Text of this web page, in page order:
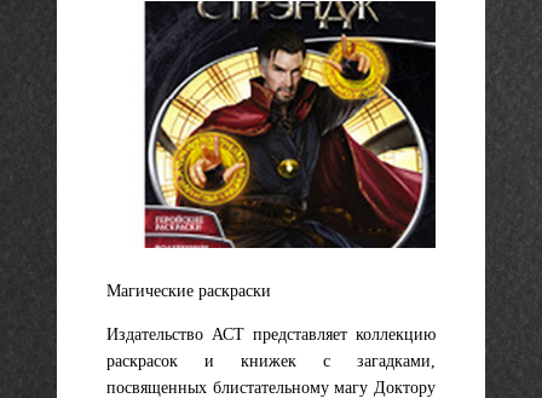
Магические раскраски
Издательство АСТ представляет коллекцию
раскрасок и книжек с загадками,
посвященных блистательному магу Доктору